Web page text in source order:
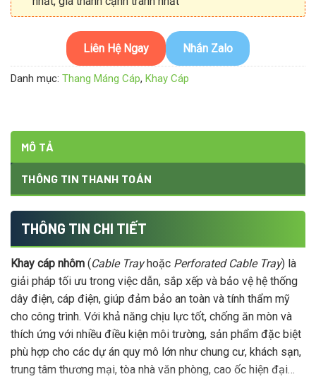
Liên Hệ Ngay Nhắn Zalo
Danh mục: Thang Máng Cáp, Khay Cáp
MÔ TẢ
THÔNG TIN THANH TOÁN
THÔNG TIN CHI TIẾT
Khay cáp nhôm (Cable Trayhoặc Perforated Cable Tray) là
giải pháp tối ưu trong việc dẫn, sắp xếp và bảo vệ hệ thống
dây điện, cáp điện, giúp đảm bảo an toàn và tính thẩm mỹ
cho công trình. Với khả năng chịu lực tốt, chống ăn mòn và
thích ứng với nhiều điều kiện môi trường, sản phẩm đặc biệt
phù hợp cho các dự án quy mô lớn như chung cư, khách sạn,
trung tâm thương mại, tòa nhà văn phòng, cao ốc hiện đại…